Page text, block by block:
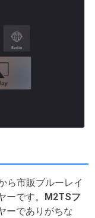
ら市販ブルーレイ
です。 M2TSフ
ーでありがちな